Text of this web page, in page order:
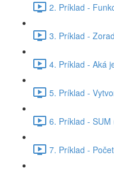
2. Príklad -
3. Príklad -
4. Príklad - Aká
5. Príklad -
6. Príklad -
7. Príklad -